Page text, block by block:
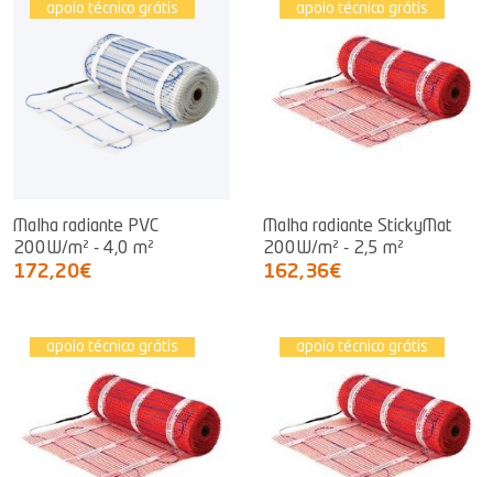
apoio técnico grátis
Malha radiante PVC
200W/m² - 4,0 m²
172,20€
apoio técnico grátis
Malha radiante StickyMat
200W/m² - 2,5 m²
162,36€
apoio técnico grátis apoio técnico grátis